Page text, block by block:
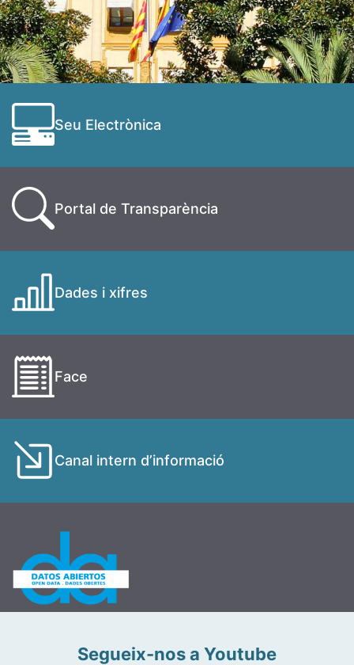
Seu Electrònica
Portal de Transparència
Dades i xifres
Face
Canal intern d’informació
Segueix-nos a Youtube